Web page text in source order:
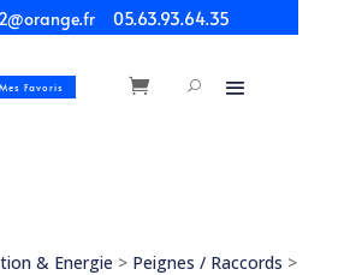
05.63.93.64.35
Mes Favoris
& Energie > Peignes / Raccords >